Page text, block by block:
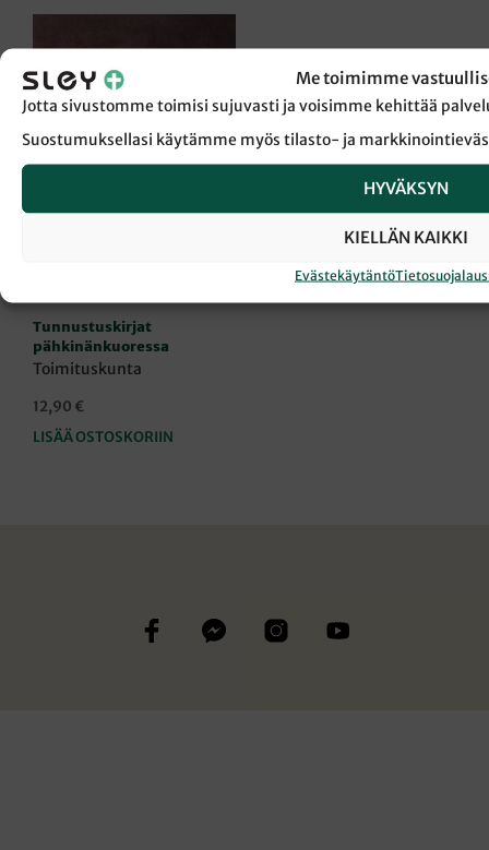
Me toimimme
Jotta sivustomme toimisi sujuvasti ja voisimme kehittää
Suostumuksellasi käytämme myös tilasto- ja
HYVÄKSYN
KIELLÄN KAIKKI
Evästekäytäntö
Tunnustuskirjat
pähkinänkuoressa
Toimituskunta
12,90 €
LISÄÄ OSTOSKORIIN